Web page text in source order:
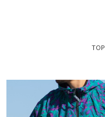
TOP